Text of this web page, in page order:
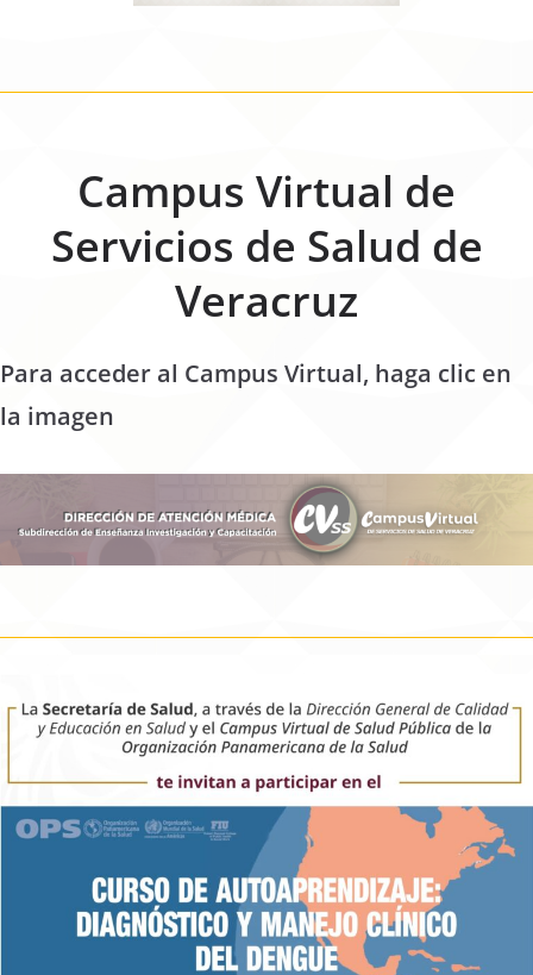
Campus Virtual de
Servicios de Salud de
Veracruz
Para acceder al Campus Virtual, haga clic en
la imagen